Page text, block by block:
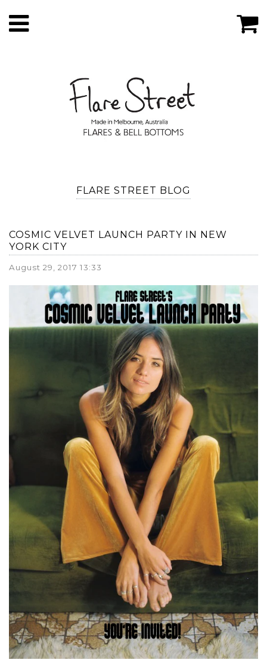
FLARE STREET BLOG
COSMIC VELVET LAUNCH PARTY IN NEW
YORK CITY
August 29, 2017 13:33